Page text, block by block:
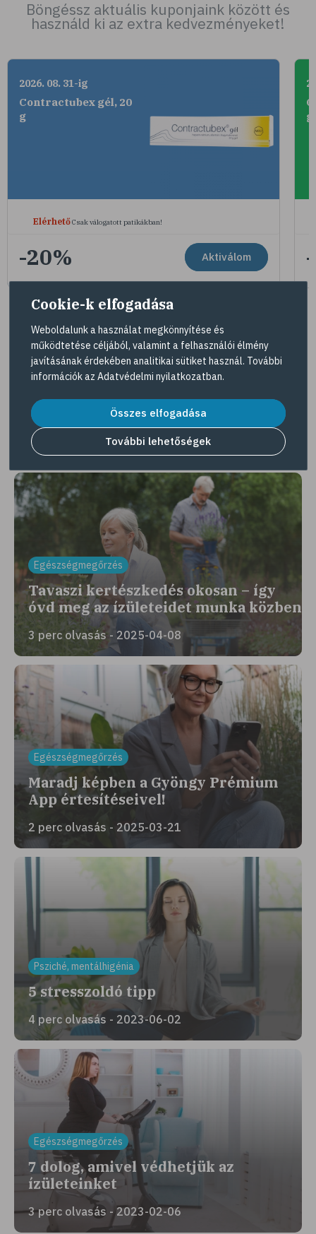
Böngéssz aktuális kuponjaink között és
használd ki az extra kedvezményeket!
2026. 08. 31-ig
Contractubex gél, 20
g
ElérhetőCsak válogatott patikákban!
-20% Aktiválom
Tovább az összes kuponra
Gyöngy Patika Magazin
Érdekességek, interjúk, egészséges élet
Egészségmegőrzés
Tavaszi kertészkedés okosan – így
óvd meg az ízületeidet munka közben
3 perc olvasás - 2025-04-08
Egészségmegőrzés
Maradj képben a Gyöngy Prémium
App értesítéseivel!
2 perc olvasás - 2025-03-21
Psziché, mentálhigénia
5 stresszoldó tipp
4 perc olvasás - 2023-06-02
Egészségmegőrzés
7 dolog, amivel védhetjük az
ízületeinket
3 perc olvasás - 2023-02-06
Cookie-k elfogadása
Weboldalunk a használat megkönnyítése és
működtetése céljából, valamint a felhasználói élmény
javításának érdekében analitikai sütiket használ. További
információk az Adatvédelmi nyilatkozatban.
Összes elfogadása
További lehetőségek